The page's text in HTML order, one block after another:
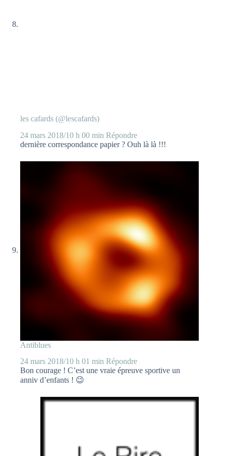
les cafards (@lescafards)
24 mars 2018/10 h 00 min Répondre
dernière correspondance papier ? Ouh là là !!!
Antiblues
24 mars 2018/10 h 01 min Répondre
Bon courage ! C’est une vraie épreuve sportive un
anniv d’enfants ! 😉